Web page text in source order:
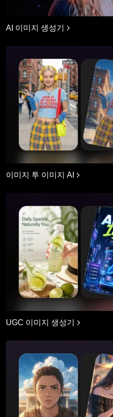
AI 이미지 생성기
이미지 투 이미지 AI
UGC 이미지 생성기